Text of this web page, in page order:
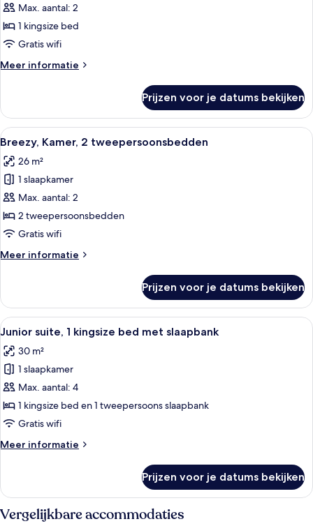
Kamer,
1
kingsize
laden
Max. aantal: 2
1 kingsize bed
Gratis wifi
Meer informatie
Meer
Kamer,
kingsize
Prijzen voor je datums bekijken
Alle
foto's
voor
Breezy,
Kamer,
2
tweepersoonsbedden
Een hotelkamer met twee bedden,
11
Breezy, Kamer, 2 tweepersoonsbedden
26 m²
1 slaapkamer
Max. aantal: 2
2 tweepersoonsbedden
Gratis wifi
Meer informatie
Meer
Kamer,
tweepersoonsbedden
Prijzen voor je datums bekijken
Alle
foto's
voor
Junior
suite,
1
kingsize
met
Een moderne hotelkamer met een
10
Junior suite, 1 kingsize bed met slaapbank
30 m²
1 slaapkamer
Max. aantal: 4
1 kingsize bed en 1 tweepersoons slaapbank
Gratis wifi
Meer informatie
Meer
suite,
kingsize
Prijzen voor je datums bekijken
Vergelijkbare accommodaties